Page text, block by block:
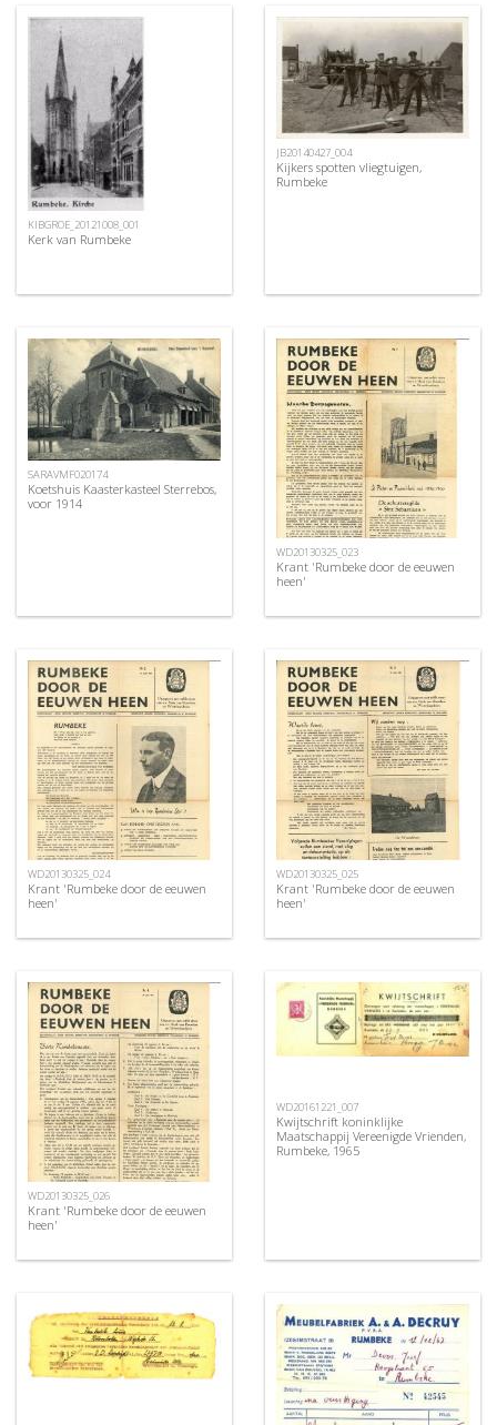
KIBGROE_20121008_001
Kerk van Rumbeke
JB20140427_004
Kijkers spotten vliegtuigen,
Rumbeke
SARAVMF020174
Koetshuis Kaasterkasteel Sterrebos,
voor 1914
WD20130325_023
Krant 'Rumbeke door de eeuwen
heen'
WD20130325_024
Krant 'Rumbeke door de eeuwen
heen'
WD20130325_025
Krant 'Rumbeke door de eeuwen
heen'
WD20130325_026
Krant 'Rumbeke door de eeuwen
heen'
WD20161221_007
Kwijtschrift koninklijke
Maatschappij Vereenigde Vrienden,
Rumbeke, 1965